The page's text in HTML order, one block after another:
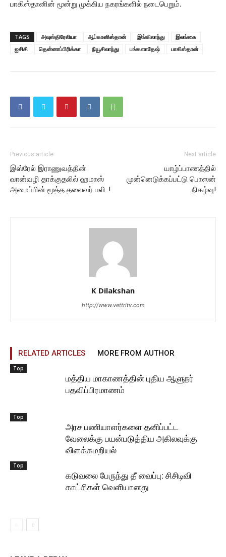
பாகிஸ்தானின் மூன்று முக்கிய நகரங்களில் நடைபெறும்.
TAGS அவுஸ்திரேலியா ஆப்கானிஸ்தான் இங்கிலாந்து
இலங்கை
ஐசிசி
தென்னாப்பிரிக்கா நியூசிலாந்து பங்களாதேஷ் பாகிஸ்தான்
Previous article
இஸ்ரேல் இராணுவத்தின்
வான்வழி தாக்குதலில் ஹமாஸ்
அமைப்பின் மூத்த தலைவர் பலி..!
Next article
யாழ்ப்பாணத்தில்
முன்னெடுக்கப்பட்டு பொஸன்
நிகழ்வு!
K Dilakshan
http://www.vettritv.com
RELATED ARTICLES MORE FROM AUTHOR
Top
மத்திய மாகாணத்தின் புதிய ஆளுநர்
பதவிப்பிரமாணம்
Top
அரச பணியாளர்களை தனிப்பட்ட
வேலைக்கு பயன்படுத்திய அகிலவுக்கு
விளக்கமறியல்
Top
கடுவலை பேருந்து தீ வைப்பு: சிசிடிவி
காட்சிகள் வெளியானது